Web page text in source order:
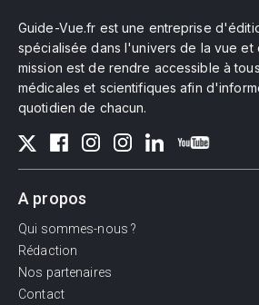
Guide-Vue.fr est une entreprise
spécialisée dans l'univers de la vue et
mission est de rendre accessible à
médicales et scientifiques afin
quotidien de chacun.
A propos
Qui sommes-nous ?
Rédaction
Nos partenaires
Contact